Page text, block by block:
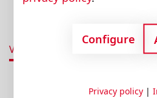
Vantaggi Dati tecnici
Configure
Privacy policy|